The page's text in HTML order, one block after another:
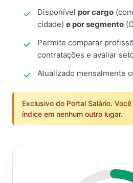
Disponível por cargo
cidade) e por segmento
Permite comparar
contratações e avaliar
Atualizado mensalmente
Exclusivo do Portal Salário.
índice em nenhum outro lugar.